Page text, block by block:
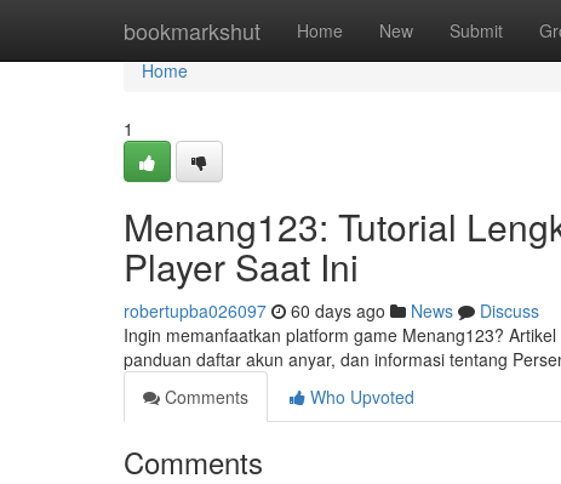
bookmarkshut Home New Submit
Home
Home
1
Menang123: Tutorial
Player Saat Ini
robertupba026097 60 days ago News
Discuss
Ingin memanfaatkan platform game Menang123?
panduan daftar akun anyar, dan informasi tentang
Comments
Who Upvoted
Comments